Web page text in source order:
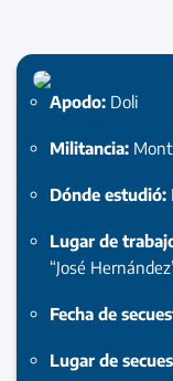
Apodo: Doli
Militancia:
Dónde estudió:
Lugar de
“José
Fecha de
Lugar de